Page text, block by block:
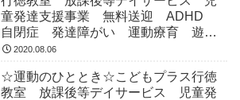
童発達支援事業 無料送迎 ADHD
自閉症 発達障がい 運動療育 遊
び 南行徳 市川市 浦安市
2020.08.06
☆運動のひととき☆こどもプラス行徳
教室 放課後等デイサービス 児童発